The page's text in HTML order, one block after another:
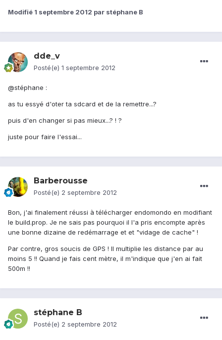
Modifié 1 septembre 2012 par stéphane B
dde_v
Posté(e) 1 septembre 2012
@stéphane :
as tu essyé d'oter ta sdcard et de la remettre...?
puis d'en changer si pas mieux...? ! ?
juste pour faire l'essai...
Barberousse
Posté(e) 2 septembre 2012
Bon, j'ai finalement réussi à télécharger endomondo en modifiant
le build.prop. Je ne sais pas pourquoi il l'a pris encompte après
une bonne dizaine de redémarrage et et "vidage de cache" !
Par contre, gros soucis de GPS ! Il multiplie les distance par au
moins 5 !! Quand je fais cent mètre, il m'indique que j'en ai fait
500m !!
stéphane B
Posté(e) 2 septembre 2012